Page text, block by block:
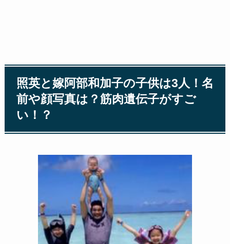
照英と嫁阿部和加子の子供は3人！名
前や顔写真は？筋肉遺伝子がすご
い！？